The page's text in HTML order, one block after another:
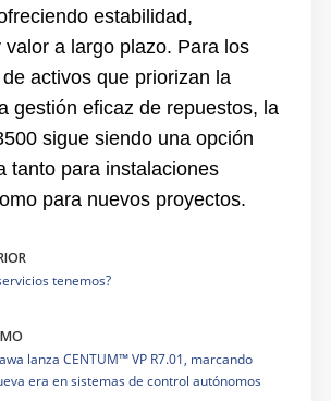
estabilidad,
valor a largo plazo. Para los
activos que priorizan la
gestión eficaz de repuestos, la
sigue siendo una opción
tanto para instalaciones
para nuevos proyectos.
tenemos?
lanza CENTUM™ VP R7.01, marcando
era en sistemas de control autónomos